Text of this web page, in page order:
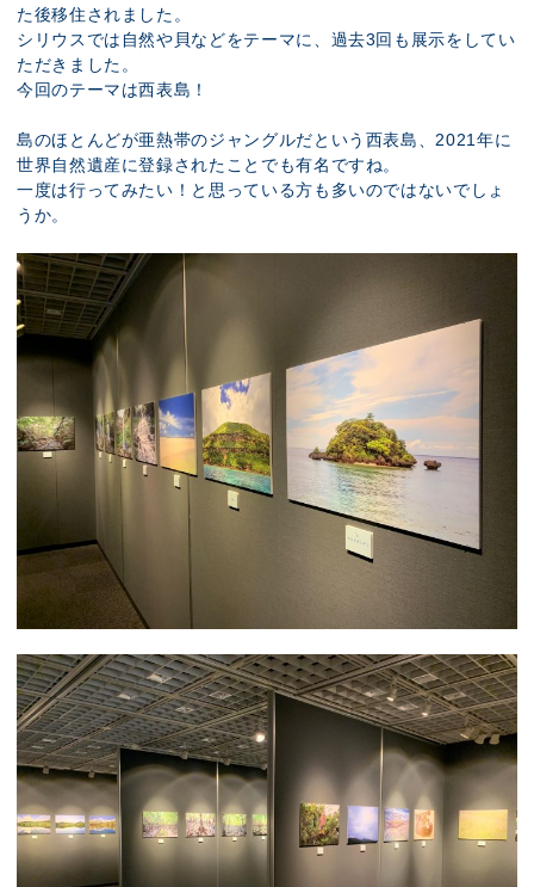
た後移住されました。
シリウスでは自然や貝などをテーマに、過去3回も展示をしてい
ただきました。
今回のテーマは西表島！
島のほとんどが亜熱帯のジャングルだという西表島、2021年に
世界自然遺産に登録されたことでも有名ですね。
一度は行ってみたい！と思っている方も多いのではないでしょ
うか。